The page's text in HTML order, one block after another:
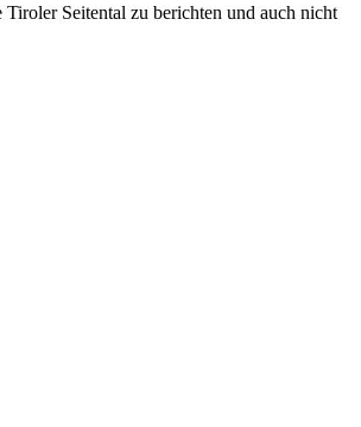
Seitental zu berichten und auch nicht